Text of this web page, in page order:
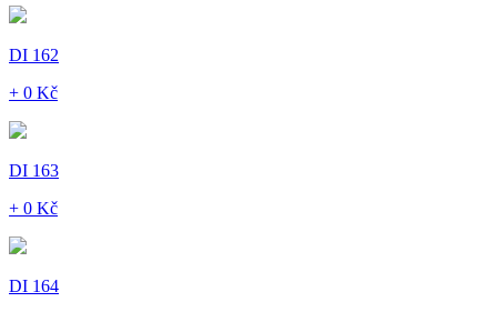
DI 162
+ 0 Kč
DI 163
+ 0 Kč
DI 164